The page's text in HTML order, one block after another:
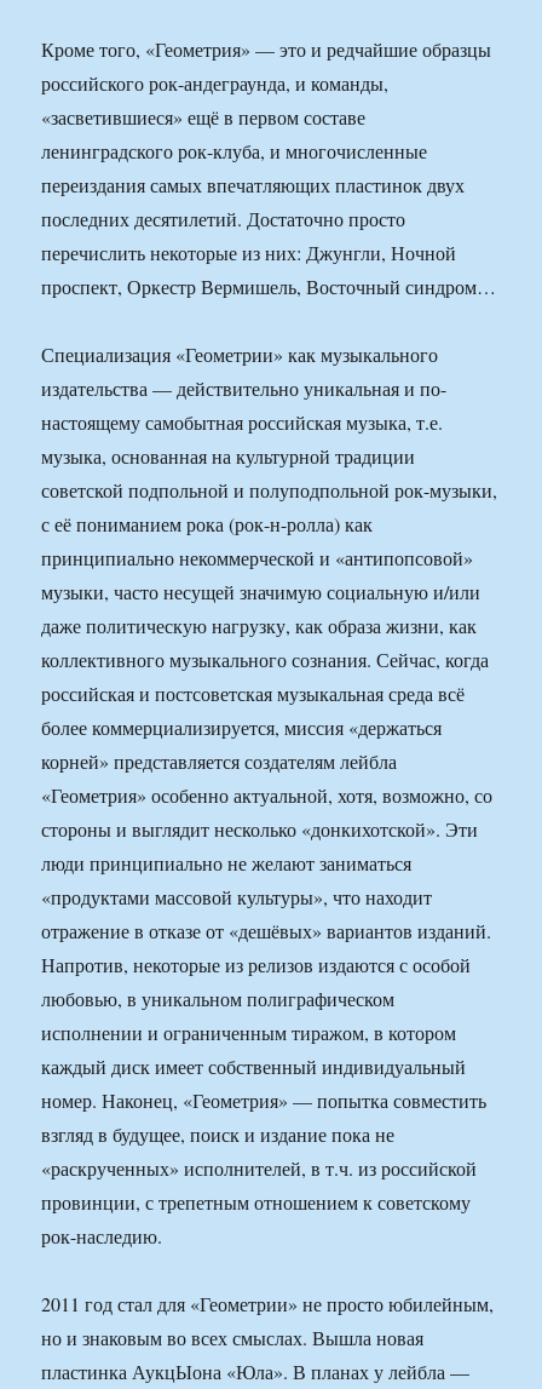
Кроме того, «Геометрия» — это и редчайшие образцы
российского рок-андеграунда, и команды,
«засветившиеся» ещё в первом составе
ленинградского рок-клуба, и многочисленные
переиздания самых впечатляющих пластинок двух
последних десятилетий. Достаточно просто
перечислить некоторые из них: Джунгли, Ночной
проспект, Оркестр Вермишель, Восточный синдром…
Специализация «Геометрии» как музыкального
издательства — действительно уникальная и по-
настоящему самобытная российская музыка, т.е.
музыка, основанная на культурной традиции
советской подпольной и полуподпольной рок-музыки,
с её пониманием рока (рок-н-ролла) как
принципиально некоммерческой и «антипопсовой»
музыки, часто несущей значимую социальную и/или
даже политическую нагрузку, как образа жизни, как
коллективного музыкального сознания. Сейчас, когда
российская и постсоветская музыкальная среда всё
более коммерциализируется, миссия «держаться
корней» представляется создателям лейбла
«Геометрия» особенно актуальной, хотя, возможно, со
стороны и выглядит несколько «донкихотской». Эти
люди принципиально не желают заниматься
«продуктами массовой культуры», что находит
отражение в отказе от «дешёвых» вариантов изданий.
Напротив, некоторые из релизов издаются с особой
любовью, в уникальном полиграфическом
исполнении и ограниченным тиражом, в котором
каждый диск имеет собственный индивидуальный
номер. Наконец, «Геометрия» — попытка совместить
взгляд в будущее, поиск и издание пока не
«раскрученных» исполнителей, в т.ч. из российской
провинции, с трепетным отношением к советскому
рок-наследию.
2011 год стал для «Геометрии» не просто юбилейным,
но и знаковым во всех смыслах. Вышла новая
пластинка АукцЫона «Юла». В планах у лейбла —